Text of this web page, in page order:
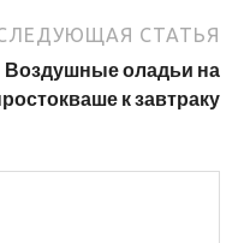
СТАТЬЯ
Воздушные оладьи на
к завтраку